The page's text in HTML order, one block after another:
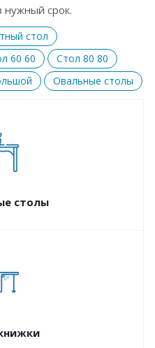
нужный срок.
стол
60 60
Стол 80 80
Овальные столы
столы